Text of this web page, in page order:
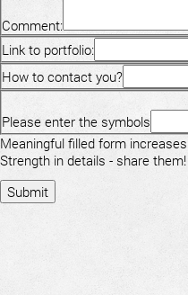
Comment:
Link to portfolio:
How to contact you?
Please enter the symbols
Meaningful filled form
Strength in details - share them!